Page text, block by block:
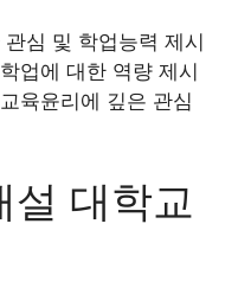
심 및 학업능력 제시
업에 대한 역량 제시
육윤리에 깊은 관심
설 대학교